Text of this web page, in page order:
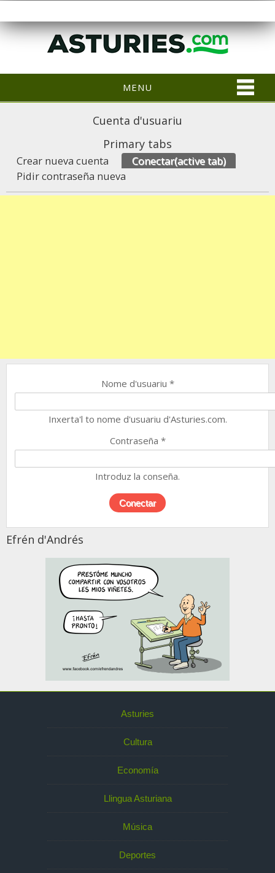
MENU
Cuenta d'usuariu
Primary tabs
Crear nueva cuenta Conectar(active tab)
Pidir contraseña nueva
Nome d'usuariu *
Inxerta'l to nome d'usuariu d'Asturies.com.
Contraseña *
Introduz la conseña.
Efrén d'Andrés
Asturies
Cultura
Economía
Llingua Asturiana
Música
Deportes